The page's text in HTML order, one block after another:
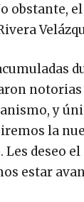
obstante,
notorias
y
la
deseo
estar